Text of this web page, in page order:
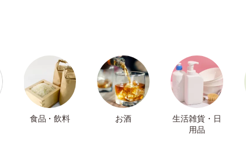
食品・飲料 お酒
生活雑貨・日
用品